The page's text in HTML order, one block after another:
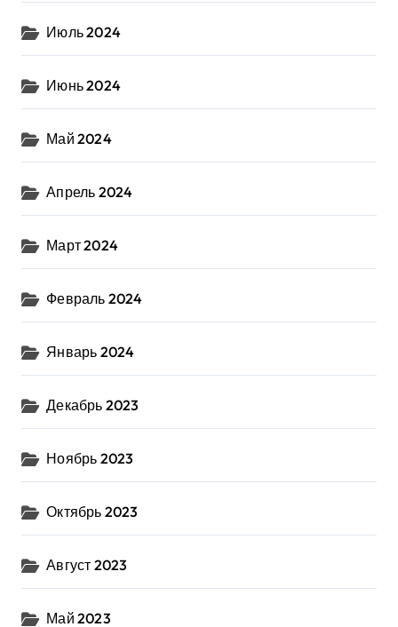
Июль 2024
Июнь 2024
Май 2024
Апрель 2024
Март 2024
Февраль 2024
Январь 2024
Декабрь 2023
Ноябрь 2023
Октябрь 2023
Август 2023
Май 2023